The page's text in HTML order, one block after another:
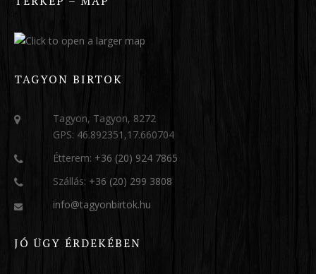
TAGYON BIRTOK
Tagyon, Tagyon, 8272
GPS: 46.892351,17.660704
Étterem: +36 (20) 924 7865
Szállás: +36 (20) 299 3808
info@tagyonbirtok.hu
JÓ ÜGY ÉRDEKÉBEN